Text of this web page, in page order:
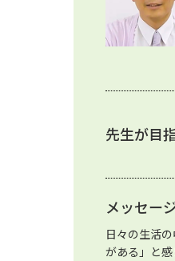
先生が目
メッセー
日々の生活
がある」と